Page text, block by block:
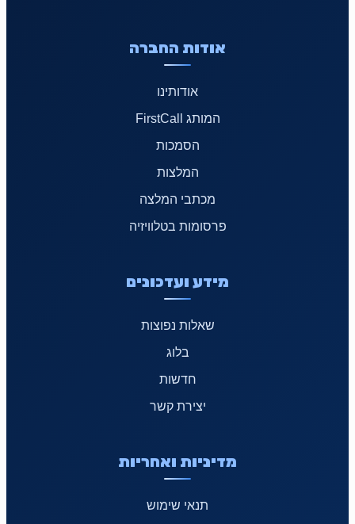
אודות החברה
אודותינו
המותג FirstCall
הסמכות
המלצות
מכתבי המלצה
פרסומות בטלוויזיה
מידע ועדכונים
שאלות נפוצות
בלוג
חדשות
יצירת קשר
מדיניות ואחריות
תנאי שימוש